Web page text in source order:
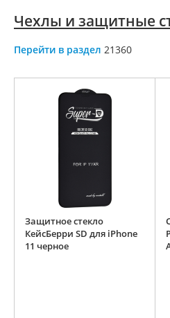
Чехлы и защитные
Перейти в раздел 21360
Защитное стекло
КейсБерри SD для iPhone
11 черное